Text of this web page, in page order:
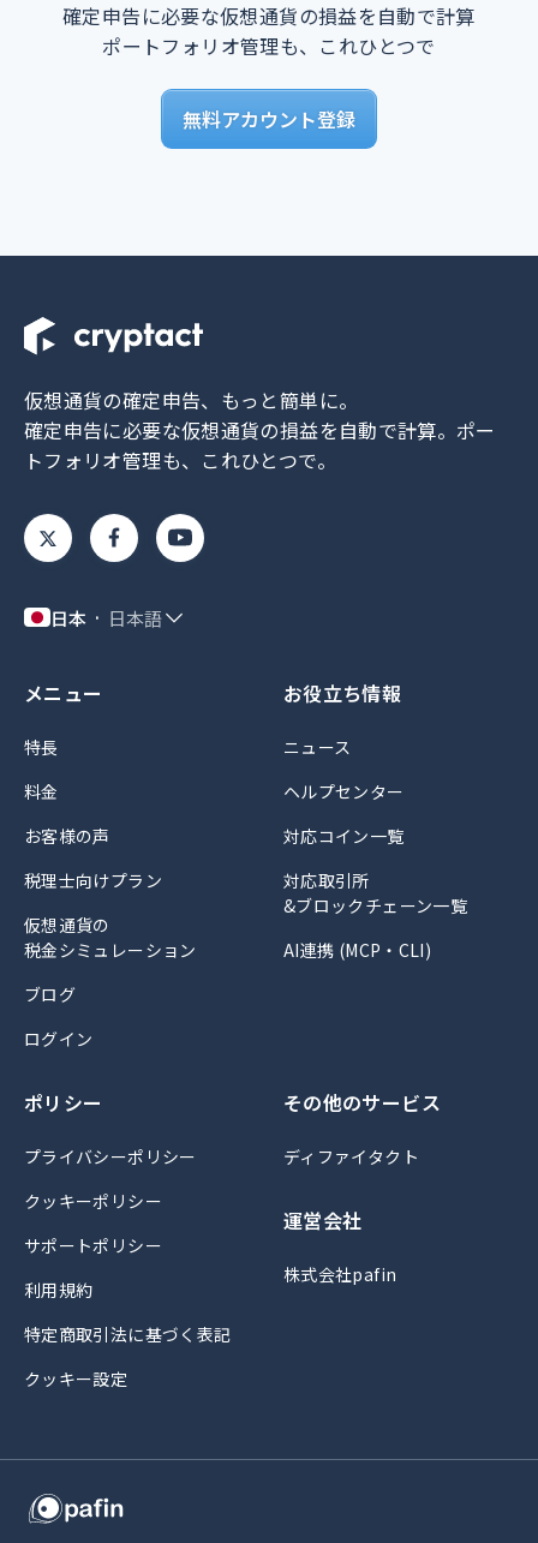
確定申告に必要な仮想通貨の損益を自動で計算
ポートフォリオ管理も、これひとつで
無料アカウント登録
仮想通貨の確定申告、もっと簡単に。
確定申告に必要な仮想通貨の損益を自動で計算。 ポー
トフォリオ管理も、これひとつで。
日本 日本語
メニュー
特長
料金
お客様の声
税理士向けプラン
仮想通貨の
税金シミュレーション
ブログ
ログイン
お役立ち情報
ニュース
ヘルプセンター
対応コイン一覧
対応取引所
&ブロックチェーン一覧
AI連携 (MCP・CLI)
ポリシー
プライバシーポリシー
クッキーポリシー
サポートポリシー
利用規約
特定商取引法に基づく表記
クッキー設定
その他のサービス
ディファイタクト
運営会社
株式会社pafin